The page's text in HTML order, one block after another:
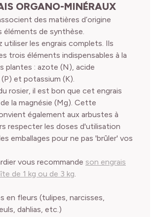
ORGANO-MINÉRAUX
des matières d’origine
éléments de synthèse.
utiliser les engrais complets. Ils
trois éléments indispensables à la
plantes : azote (N), acide
et potassium (K).
rosier, il est bon que cet engrais
la magnésie (Mg). Cette
également aux arbustes à
respecter les doses d'utilisation
emballages pour ne pas 'brûler' vos
vous recommande son engrais
de 1 kg ou de 3 kg.
en fleurs (tulipes, narcisses,
dahlias, etc.)